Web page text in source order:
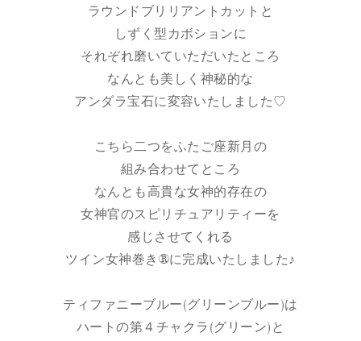
ラウンドブリリアントカットと
しずく型カボションに
それぞれ磨いていただいたところ
なんとも美しく神秘的な
アンダラ宝石に変容いたしました♡
こちら二つをふたご座新月の
組み合わせてところ
なんとも高貴な女神的存在の
女神官のスピリチュアリティーを
感じさせてくれる
ツイン女神巻き®︎に完成いたしました♪
ティファニーブルー(グリーンブルー)は
ハートの第４チャクラ(グリーン)と